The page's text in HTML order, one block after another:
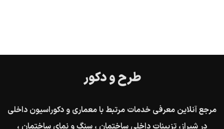
طرح و دکور
مرجع آنلاین معرفی خدمات مرتبط با معماری و دکوراسیون داخلی
در شیراز، تزیینات داخلی ساختمان ، سنگ و نمای ساختمان ،